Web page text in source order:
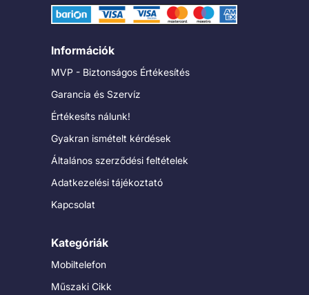
Információk
MVP - Biztonságos Értékesítés
Garancia és Szervíz
Értékesíts nálunk!
Gyakran ismételt kérdések
Általános szerződési feltételek
Adatkezelési tájékoztató
Kapcsolat
Kategóriák
Mobiltelefon
Műszaki Cikk